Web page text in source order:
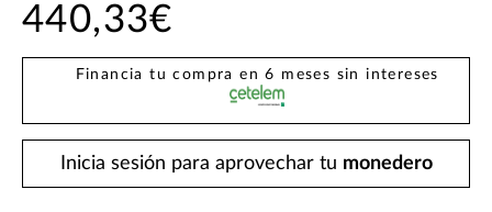
440,33€
Financia tu compra en 6 meses sin intereses
Inicia sesión para aprovechar tu monedero